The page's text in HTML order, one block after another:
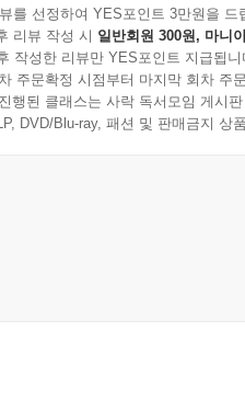
를 선정하여 YES포인트 3만원을 드
리뷰 작성 시 일반회원 300원, 마니
작성한 리뷰만 YES포인트 지급됩니
주문확정 시점부터 마지막 회차 주
행된 클래스는 사락 독서모임 게시
DVD/Blu-ray, 패션 및 판매금지 상